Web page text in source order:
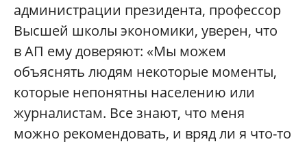
администрации президента, профессор
Высшей школы экономики, уверен, что
в АП ему доверяют: «Мы можем
объяснять людям некоторые моменты,
которые непонятны населению или
журналистам. Все знают, что меня
можно рекомендовать, и вряд ли я что-то